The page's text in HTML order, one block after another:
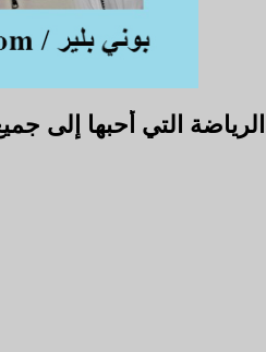
التي أُحبها إلى